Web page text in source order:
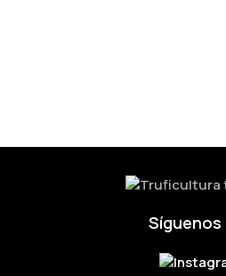
Síguenos